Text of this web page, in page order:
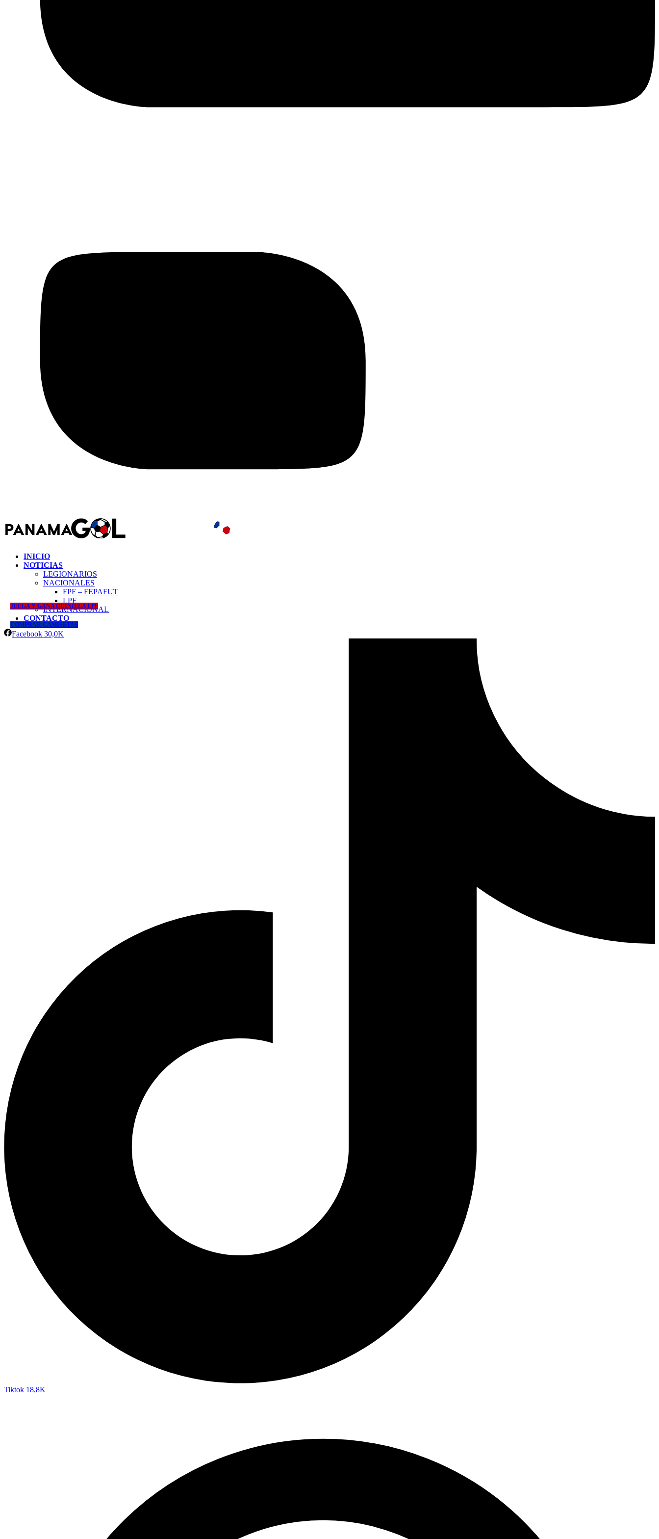
INICIO
NOTICIAS
LEGIONARIOS
NACIONALES
FPF – FEPAFUT
LPF
INTERNACIONAL
CONTACTO
JUEGA Y GANA QUINIELA LPF
COMPRAR CAMISETAS
Facebook 30,0K
Tiktok 18,8K